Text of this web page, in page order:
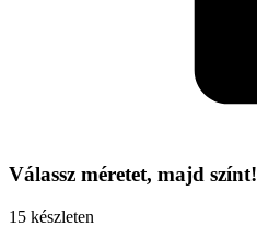
Válassz méretet, majd színt!
15 készleten